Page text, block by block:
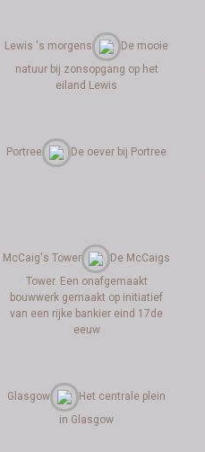
Lewis 's morgens
De mooie
natuur bij zonsopgang op het
eiland Lewis
Portree De oever bij Portree
McCaig's Tower
De McCaigs
Tower. Een onafgemaakt
bouwwerk gemaakt op initiatief
van een rijke bankier eind 17de
eeuw
Glasgow
Het centrale plein
in Glasgow